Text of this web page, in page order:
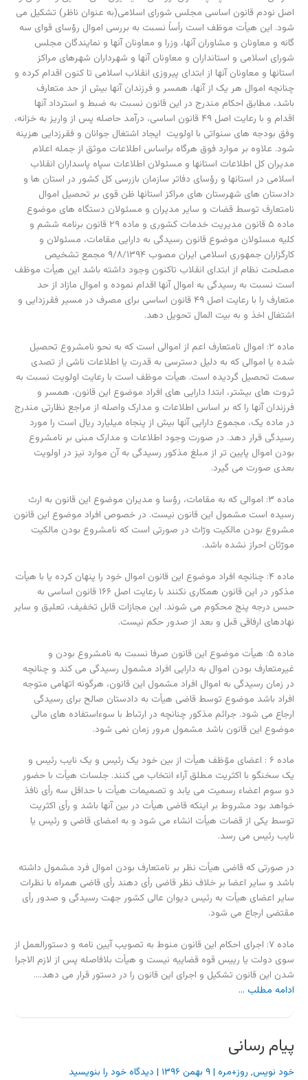
اصل نودم قانون اساسی مجلس شورای اسلامی(به عنوان ناظر) تشکیل می
شود. این هیأت موظف است رأساً نسبت به بررسی اموال رؤسای قوای سه
گانه و معاونان و مشاوران آنها، وزرا و معاونان آنها و نمایندگان مجلس
شورای اسلامی و استانداران و معاونان آنها و شهرداران شهرهای مراکز
استانها و معاونان آنها از ابتدای پیروزی انقلاب اسلامی تا کنون اقدام کرده و
چنانچه اموال هر یک از آنها، همسر و فرزندان آنها بیش از حد متعارف
باشد، مطابق احکام مندرج در این قانون نسبت به ضبط و استرداد آنها
اقدام و با رعایت اصل ۴۹ قانون اساسی، درآمد حاصله پس از واریز به خزانه،
وفق بودجه های سنواتی با اولویت ایجاد اشتغال جوانان و فقرزدایی هزینه
شود. علاوه بر موارد فوق هرگاه براساس اطلاعات موثق از جمله اعلام
مدیران کل اطلاعات استانها و مسئولان اطلاعات سپاه پاسداران انقلاب
اسلامی در استانها و رؤسای دفاتر سازمان بازرسی کل کشور در استان ها و
دادستان های شهرستان های مراکز استانها ظن قوی بر تحصیل اموال
نامتعارف توسط قضات و سایر مدیران و مسئولان دستگاه های موضوع
ماده ۵ قانون مدیریت خدمات کشوری و ماده ۲۹ قانون برنامه ششم و
کلیه مسئولان موضوع قانون رسیدگی به دارایی مقامات، مسئولان و
کارگزاران جمهوری اسلامی ایران مصوب ۹/۸/۱۳۹۴ مجمع تشخیص
مصلحت نظام از ابتدای انقلاب تاکنون وجود داشته باشد این هیأت موظف
است نسبت به رسیدگی به اموال آنها اقدام نموده و اموال مازاد از حد
متعارف را با رعایت اصل ۴۹ قانون اساسی برای مصرف در مسیر فقرزدایی و
اشتغال اخذ و به بیت المال تحویل دهد.
ماده ۲: اموال نامتعارف اعم از اموالی است که به نحو نامشروع تحصیل
شده یا اموالی که به دلیل دسترسی به قدرت یا اطلاعات ناشی از تصدی
سمت تحصیل گردیده است. هیأت موظف است با رعایت اولویت نسبت به
ثروت های بیشتر، ابتدا دارایی های افراد موضوع این قانون، همسر و
فرزندان آنها را که بر اساس اطلاعات و مدارک واصله از مراجع نظارتی مندرج
در ماده یک، مجموع دارایی آنها بیش از پنجاه میلیارد ریال است را مورد
رسیدگی قرار دهد. در صورت وجود اطلاعات و مدارک مبنی بر نامشروع
بودن اموال پایین تر از مبلغ مذکور رسیدگی به آن موارد نیز در اولویت
بعدی صورت می گیرد.
ماده ۳: اموالی که به مقامات، رؤسا و مدیران موضوع این قانون به ارث
رسیده است مشمول این قانون نیست. در خصوص افراد موضوع این قانون
مشروع بودن مالکیت ورّاث در صورتی است که نامشروع بودن مالکیت
مورّثان احراز نشده باشد.
ماده ۴: چنانچه افراد موضوع این قانون اموال خود را پنهان کرده یا با هیأت
مذکور در این قانون همکاری نکنند با رعایت اصل ۱۶۶ قانون اساسی به
حبس درجه پنج محکوم می شوند. این مجازات قابل تخفیف، تعلیق و سایر
نهادهای ارفاقی قبل و بعد از صدور حکم نیست.
ماده ۵: هیأت موضوع این قانون صرفا نسبت به نامشروع بودن و
غیرمتعارف بودن اموال به دارایی افراد مشمول رسیدگی می کند و چنانچه
در زمان رسیدگی به اموال افراد مشمول این قانون، هرگونه اتهامی متوجه
افراد باشد موضوع توسط قاضی هیأت به دادستان صالح برای رسیدگی
ارجاع می شود. جرائم مذکور چنانچه در ارتباط با سوءاستفاده های مالی
موضوع این قانون باشد مشمول مرور زمان نمی شود.
ماده ۶ : اعضای موّظف هیأت از بین خود یک رئیس و یک نایب رئیس و
یک سخنگو با اکثریت مطلق آراء انتخاب می کنند. جلسات هیأت با حضور
دو سوم اعضاء رسمیت می یابد و تصمیمات هیأت با حداقل سه رأی نافذ
خواهد بود مشروط بر اینکه قاضی هیأت در بین آنها باشد و رأی اکثریت
توسط یکی از قضات هیأت انشاء می شود و به امضای قاضی و رئیس یا
نایب رئیس می رسد.
در صورتی که قاضی هیأت نظر بر نامتعارف بودن اموال فرد مشمول داشته
باشد و سایر اعضا بر خلاف نظر قاضی رأی دهند رأی قاضی همراه با نظرات
سایر اعضای هیأت به رئیس دیوان عالی کشور جهت رسیدگی و صدور رأی
مقتضی ارجاع می شود.
ماده ۷: اجرای احکام این قانون منوط به تصویب آیین نامه و دستورالعمل از
سوی دولت یا رییس قوه قضاییه نیست و هیأت بلافاصله پس از لازم الاجرا
شدن این قانون تشکیل و اجرای این قانون را در دستور قرار می دهد.…
ادامه مطلب ...
پیام رسانی
خود نویس, روز+مره | ۹ بهمن ۱۳۹۶ | دیدگاه‌ خود را بنویسید